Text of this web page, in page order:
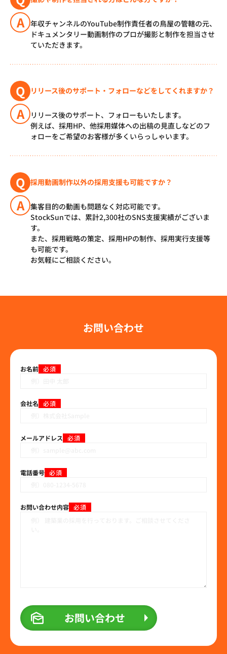
A
年収チャンネルのYouTube制作責任者の鳥屋の管轄の元、
ドキュメンタリー動画制作のプロが撮影と制作を担当させ
ていただきます。
Q リリース後のサポート・フォローなどをしてくれますか？
A
リリース後のサポート、フォローもいたします。
例えば、採用HP、他採用媒体への出稿の見直しなどのフ
ォローをご希望のお客様が多くいらっしゃいます。
Q 採用動画制作以外の採用支援も可能ですか？
A
集客目的の動画も問題なく対応可能です。
StockSunでは、累計2,300社のSNS支援実績がございま
す。
また、採用戦略の策定、採用HPの制作、採用実行支援等
も可能です。
お気軽にご相談ください。
お問い合わせ
お名前 必須
会社名 必須
メールアドレス 必須
電話番号 必須
お問い合わせ内容 必須